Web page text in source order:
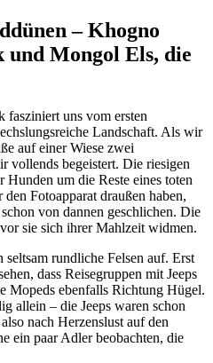
– Khogno
Mongol Els, die
uns vom ersten
Landschaft. Als wir
auf einer Wiese zwei
vollends begeistert. Die riesigen
um die Reste eines toten
Fotoapparat draußen haben,
von dannen geschlichen. Die
sie sich ihrer Mahlzeit widmen.
rundliche Felsen auf. Erst
dass Reisegruppen mit Jeeps
Mopeds ebenfalls Richtung Hügel.
allein – die Jeeps waren schon
nach Herzenslust auf den
ein paar Adler beobachten, die